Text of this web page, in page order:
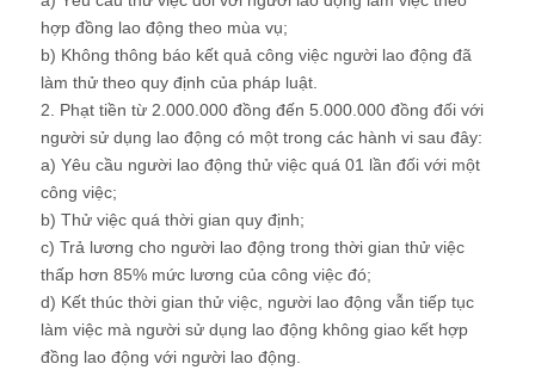
hợp đồng lao động theo mùa vụ;
b) Không thông báo kết quả công việc người lao động đã
làm thử theo quy định của pháp luật.
2. Phạt tiền từ 2.000.000 đồng đến 5.000.000 đồng đối với
người sử dụng lao động có một trong các hành vi sau đây:
a) Yêu cầu người lao động thử việc quá 01 lần đối với một
công việc;
b) Thử việc quá thời gian quy định;
c) Trả lương cho người lao động trong thời gian thử việc
thấp hơn 85% mức lương của công việc đó;
d) Kết thúc thời gian thử việc, người lao động vẫn tiếp tục
làm việc mà người sử dụng lao động không giao kết hợp
đồng lao động với người lao động.